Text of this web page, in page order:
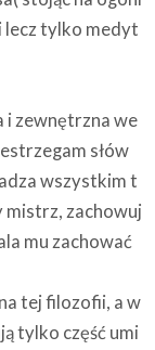
lecz tylko medyt
i zewnętrzna we
słów
wszystkim t
mistrz, zachowuj
mu zachować
tej filozofii, a w
tylko część umi